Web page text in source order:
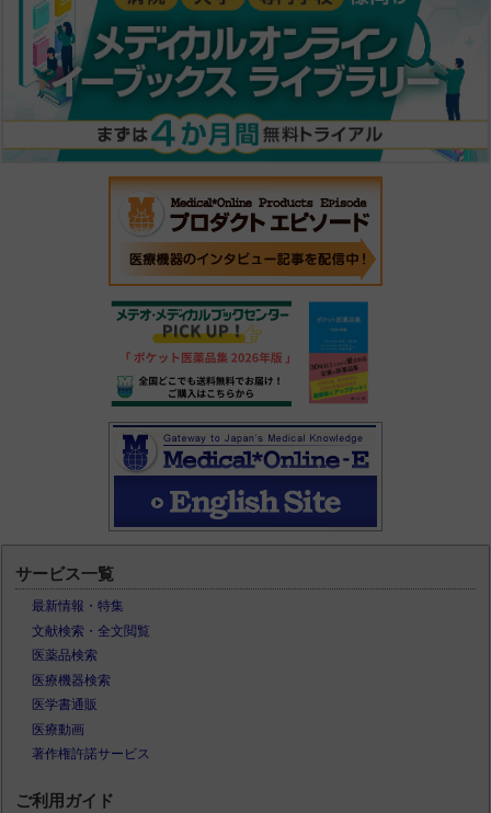
サービス一覧
最新情報・特集
文献検索・全文閲覧
医薬品検索
医療機器検索
医学書通販
医療動画
著作権許諾サービス
ご利用ガイド